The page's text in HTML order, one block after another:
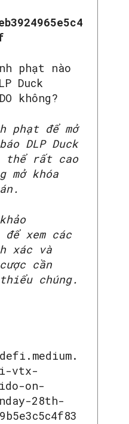
phạt nào
Duck
không?
phạt để mở
DLP Duck
thể rất cao
mở khóa
xem các
xác và
cần
chúng.
vtx-
on-
28th-